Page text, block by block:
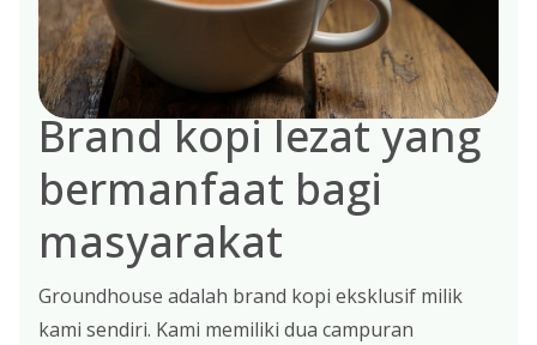
Brand kopi lezat yang
bermanfaat bagi
masyarakat
Groundhouse adalah brand kopi eksklusif milik
kami sendiri. Kami memiliki dua campuran